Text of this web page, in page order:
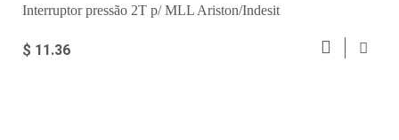
Interruptor pressão 2T p/ MLL Ariston/Indesit
$ 11.36